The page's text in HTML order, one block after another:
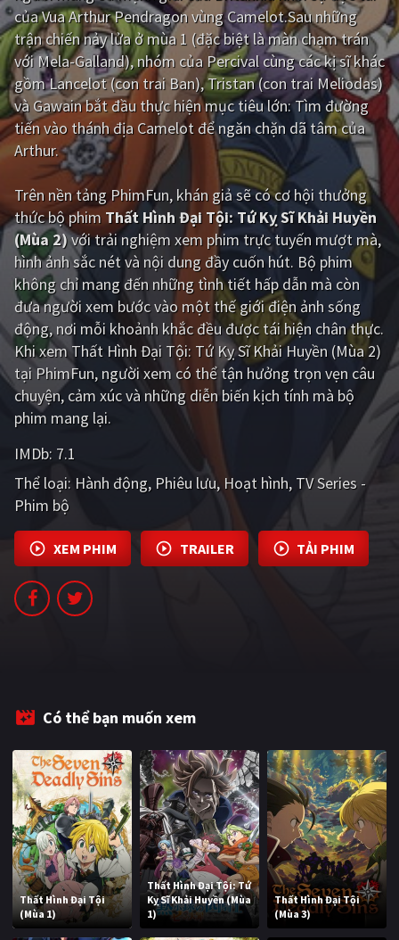
Giật gân Gia đình
Bí ẩn Lịch sử
Viễn Tây Tiểu sử
GameShow DramaTV
QUỐC GIA
Âu - Mỹ Trung Quốc - Hồng Kông
Hàn Quốc Nhật Bản
Ấn Độ Việt Nam
Tổng hợp
CẬP NHẬT
PHIM MỚI
PHIM BỘ
PHIM LẺ
TUYỂN TẬP PHIM
BLOG
của Vua Arthur Pendragon vùng Camelot.Sau những
trận chiến nảy lửa ở mùa 1 (đặc biệt là màn chạm trán
với Mela-Galland), nhóm của Percival cùng các kị sĩ khác
gồm Lancelot (con trai Ban), Tristan (con trai Meliodas)
và Gawain bắt đầu thực hiện mục tiêu lớn: Tìm đường
tiến vào thánh địa Camelot để ngăn chặn dã tâm của
Arthur.
Trên nền tảngPhimFun, khán giả sẽ có cơ hội thưởng
thức bộ phim Thất Hình Đại Tội: Tứ Kỵ Sĩ Khải Huyền
(Mùa 2)với trải nghiệm xem phim trực tuyến mượt mà,
hình ảnh sắc nét và nội dung đầy cuốn hút. Bộ phim
không chỉ mang đến những tình tiết hấp dẫn mà còn
đưa người xem bước vào một thế giới điện ảnh sống
động, nơi mỗi khoảnh khắc đều được tái hiện chân thực.
Khi xem Thất Hình Đại Tội: Tứ Kỵ Sĩ Khải Huyền (Mùa 2)
tại PhimFun, người xem có thể tận hưởng trọn vẹn câu
chuyện, cảm xúc và những diễn biến kịch tính mà bộ
phim mang lại.
IMDb: 7.1
Thể loại: Hành động Phiêu lưu Hoạt hình TV Series -
Phim bộ
XEM PHIM TRAILER TẢI PHIM
Có thể bạn muốn xem
Thất Hình Đại Tội
(Mùa 1)
Thất Hình Đại Tội: Tứ
Kỵ Sĩ Khải Huyền (Mùa
1)
Thất Hình Đại Tội
(Mùa 3)